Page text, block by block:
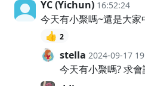
YC (Yichun) 16:52:24
今天有小聚嗎~還是大家
👍 2
stella 2024-09-17
今天有小聚嗎? 求